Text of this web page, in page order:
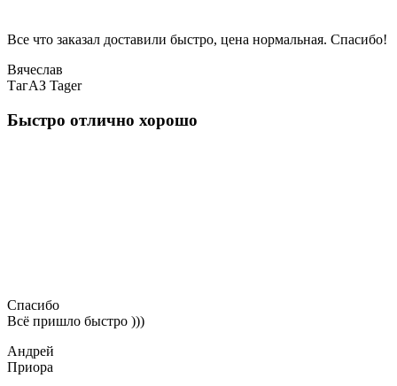
Все что заказал доставили быстро, цена нормальная. Спасибо!
Вячеслав
ТагАЗ Tager
Быстро отлично хорошо
Спасибо
Всё пришло быстро )))
Андрей
Приора